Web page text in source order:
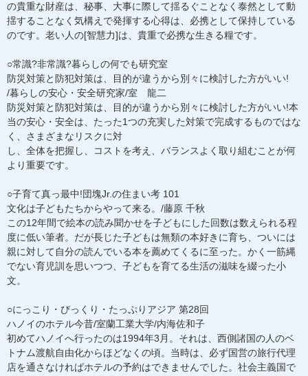
の貴重な財産は、秘事、大事に際して揺るぐことなく泰然として動
揺することなく気構えで発揮する心得は、必携として保持している
のです。老い人の[智慧力]は、貴重で必携な生きる糧です。
○常識?非常識?暮らしの何でも研究室
防災対策と防犯対策は、目的が違うから別々に検討した方がいい!
/暮らしの安心・安全研究家/室 龍二
防災対策と防犯対策は、目的が違うから別々に検討した方がいい!本
当の安心・安全は、たった1つの充実した対策で完成するものではな
く、さまざまなリスクに対
し、全体を把握し、コストを考え、バランスよく取り組むことが何
より重要です。
○子育て真っ最中!団塊Jr.の住まい考 101
文化は子どもたちからやって来る。/藤原 千秋
この12年間で絵本の読み聞かせを子どもにした回数は数えられる程
度に低い筆者。だが長じた子どもは無類の本好きに育ち、ついには
親に対して自分の読んでいる本を薦めてくるに至った。かく一筋縄
でない育児訓を思いつつ、子どもを育てる生活の滋味を綴った小
文。
○にっこり・びっくり・たっぷりアジア 第28回
ハノイのホテル今昔/室蘭工業大学/内海佐和子
初めてハノイへ行ったのは1994年3月。それは、西側諸国の人のベ
トナム渡航自由化からほどなくの頃。当時は、必ず国営の旅行代理
店を通さなければホテルの予約はできませんでした。社会主義国で